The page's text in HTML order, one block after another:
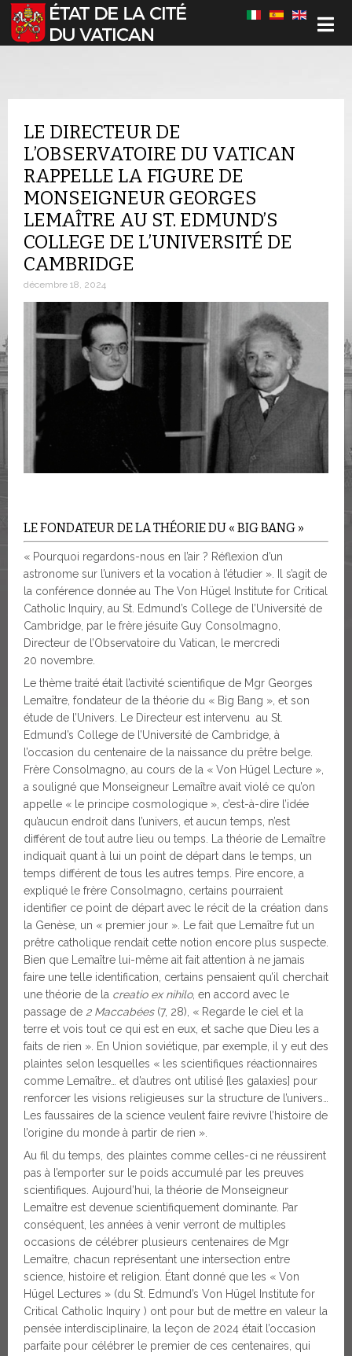
Sélectionnez votre langue
LE DIRECTEUR DE
L’OBSERVATOIRE DU VATICAN
RAPPELLE LA FIGURE DE
MONSEIGNEUR GEORGES
LEMAÎTRE AU ST. EDMUND’S
COLLEGE DE L’UNIVERSITÉ DE
CAMBRIDGE
décembre 18, 2024
LE FONDATEUR DE LA THÉORIE DU « BIG BANG »
« Pourquoi regardons-nous en l’air ? Réflexion d’un
astronome sur l’univers et la vocation à l’étudier ». Il s’agit de
la conférence donnée au The Von Hügel Institute for Critical
Catholic Inquiry, au St. Edmund’s College de l’Université de
Cambridge, par le frère jésuite Guy Consolmagno,
Directeur de l’Observatoire du Vatican, le mercredi
20 novembre.
Le thème traité était l’activité scientifique de Mgr Georges
Lemaître, fondateur de la théorie du « Big Bang », et son
étude de l’Univers. Le Directeur est intervenu au St.
Edmund’s College de l’Université de Cambridge, à
l’occasion du centenaire de la naissance du prêtre belge.
Frère Consolmagno, au cours de la « Von Hügel Lecture »,
a souligné que Monseigneur Lemaître avait violé ce qu’on
appelle « le principe cosmologique », c’est-à-dire l’idée
qu’aucun endroit dans l’univers, et aucun temps, n’est
différent de tout autre lieu ou temps. La théorie de Lemaître
indiquait quant à lui un point de départ dans le temps, un
temps différent de tous les autres temps. Pire encore, a
expliqué le frère Consolmagno, certains pourraient
identifier ce point de départ avec le récit de la création dans
la Genèse, un « premier jour ». Le fait que Lemaître fut un
prêtre catholique rendait cette notion encore plus suspecte.
Bien que Lemaître lui-même ait fait attention à ne jamais
faire une telle identification, certains pensaient qu’il cherchait
une théorie de la creatio ex nihilo, en accord avec le
passage de 2 Maccabées(7, 28), « Regarde le ciel et la
terre et vois tout ce qui est en eux, et sache que Dieu les a
faits de rien ». En Union soviétique, par exemple, il y eut des
plaintes selon lesquelles « les scientifiques réactionnaires
comme Lemaître… et d’autres ont utilisé [les galaxies] pour
renforcer les visions religieuses sur la structure de l’univers…
Les faussaires de la science veulent faire revivre l’histoire de
l’origine du monde à partir de rien ».
Au fil du temps, des plaintes comme celles-ci ne réussirent
pas à l’emporter sur le poids accumulé par les preuves
scientifiques. Aujourd’hui, la théorie de Monseigneur
Lemaître est devenue scientifiquement dominante. Par
conséquent, les années à venir verront de multiples
occasions de célébrer plusieurs centenaires de Mgr
Lemaître, chacun représentant une intersection entre
science, histoire et religion. Étant donné que les « Von
Hügel Lectures » (du St. Edmund’s Von Hügel Institute for
Critical Catholic Inquiry ) ont pour but de mettre en valeur la
pensée interdisciplinaire, la leçon de 2024 était l’occasion
parfaite pour célébrer le premier de ces centenaires, qui